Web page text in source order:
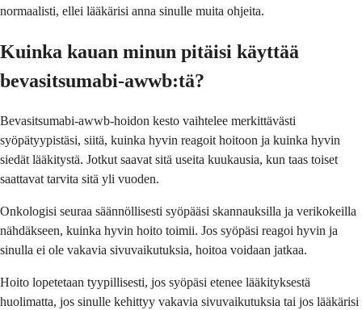
normaalisti, ellei lääkärisi anna sinulle muita ohjeita.
Kuinka kauan minun pitäisi käyttää
bevasitsumabi-awwb:tä?
Bevasitsumabi-awwb-hoidon kesto vaihtelee merkittävästi
syöpätyypistäsi, siitä, kuinka hyvin reagoit hoitoon ja kuinka hyvin
siedät lääkitystä. Jotkut saavat sitä useita kuukausia, kun taas toiset
saattavat tarvita sitä yli vuoden.
Onkologisi seuraa säännöllisesti syöpääsi skannauksilla ja verikokeilla
nähdäkseen, kuinka hyvin hoito toimii. Jos syöpäsi reagoi hyvin ja
sinulla ei ole vakavia sivuvaikutuksia, hoitoa voidaan jatkaa.
Hoito lopetetaan tyypillisesti, jos syöpäsi etenee lääkityksestä
huolimatta, jos sinulle kehittyy vakavia sivuvaikutuksia tai jos lääkärisi